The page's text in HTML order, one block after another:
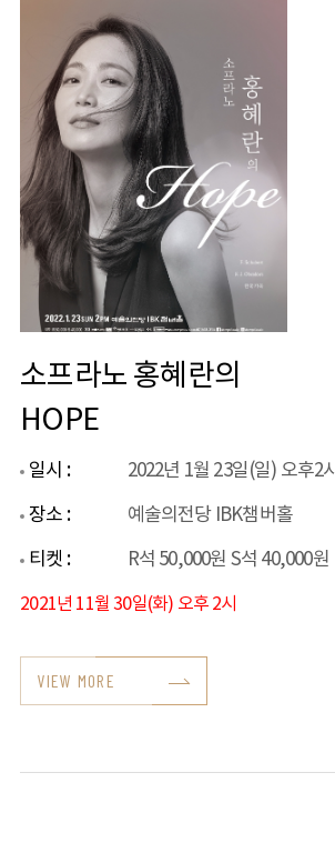
소프라노 홍혜란의
HOPE
일시 :
2022년 1월 23일(일) 오후2시
장소 :
예술의전당 IBK챔버홀
티켓 :
R석 50,000원 S석 40,000원
2021년 11월 30일(화) 오후 2시
VIEW MORE